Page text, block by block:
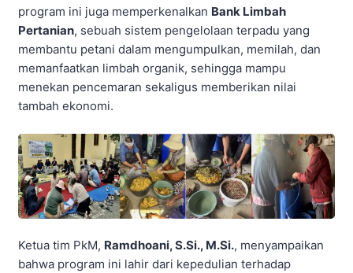
program ini juga memperkenalkan Bank Limbah
Pertanian, sebuah sistem pengelolaan terpadu yang
membantu petani dalam mengumpulkan, memilah, dan
memanfaatkan limbah organik, sehingga mampu
menekan pencemaran sekaligus memberikan nilai
tambah ekonomi.
Ketua tim PkM, Ramdhoani, S.Si., M.Si., menyampaikan
bahwa program ini lahir dari kepedulian terhadap